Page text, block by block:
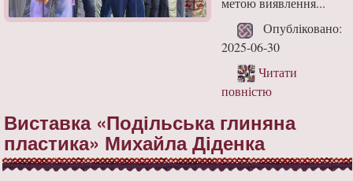
Опубліковано:
2025-06-30
Читати
повністю
Виставка «Подільська глиняна
пластика» Михайла Діденка